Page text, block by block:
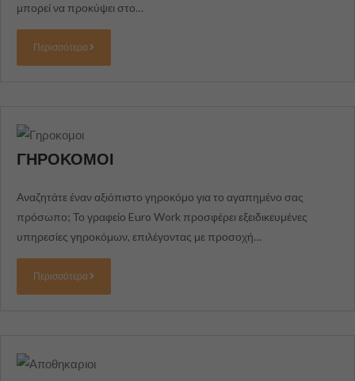
μπορεί να προκύψει στο…
Περισσότερα
ΓΗΡΟΚΟΜΟΙ
Αναζητάτε έναν αξιόπιστο γηροκόμο για το αγαπημένο σας
πρόσωπο; Το γραφείο Euro Work προσφέρει εξειδικευμένες
υπηρεσίες γηροκόμων, επιλέγοντας με προσοχή…
Περισσότερα